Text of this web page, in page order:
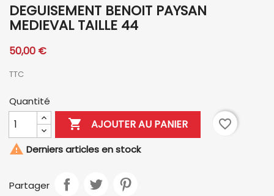
DEGUISEMENT BENOIT PAYSAN
MEDIEVAL TAILLE 44
50,00 €
TTC
Quantité
 AJOUTER AU PANIER
favorite_border
 Derniers articles en stock
Partager